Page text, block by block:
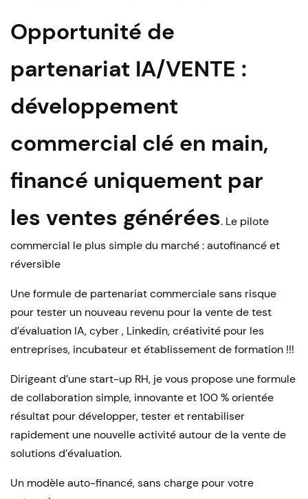
Opportunité de
partenariat IA/VENTE :
développement
commercial clé en main,
financé uniquement par
les ventes générées. Le pilote
commercial le plus simple du marché : autofinancé et
réversible
Une formule de partenariat commerciale sans risque
pour tester un nouveau revenu pour la vente de test
d’évaluation IA, cyber , Linkedin, créativité pour les
entreprises, incubateur et établissement de formation !!!
Dirigeant d’une start-up RH, je vous propose une formule
de collaboration simple, innovante et 100 % orientée
résultat pour développer, tester et rentabiliser
rapidement une nouvelle activité autour de la vente de
solutions d’évaluation.
Un modèle auto-financé, sans charge pour votre